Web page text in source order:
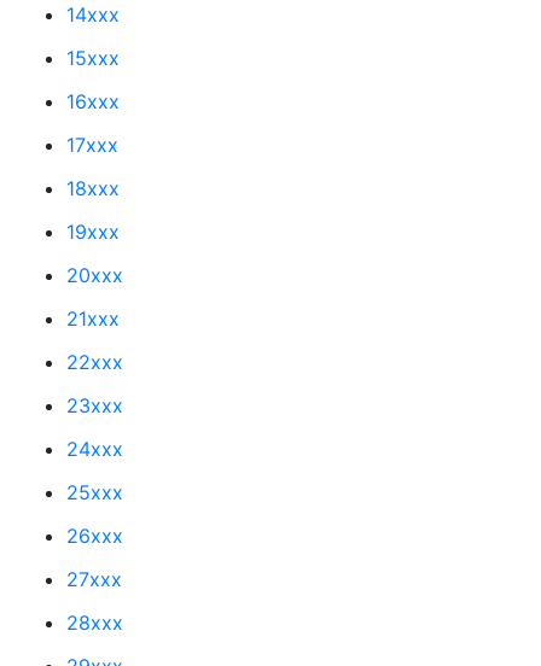
14xxx
15xxx
16xxx
17xxx
18xxx
19xxx
20xxx
21xxx
22xxx
23xxx
24xxx
25xxx
26xxx
27xxx
28xxx